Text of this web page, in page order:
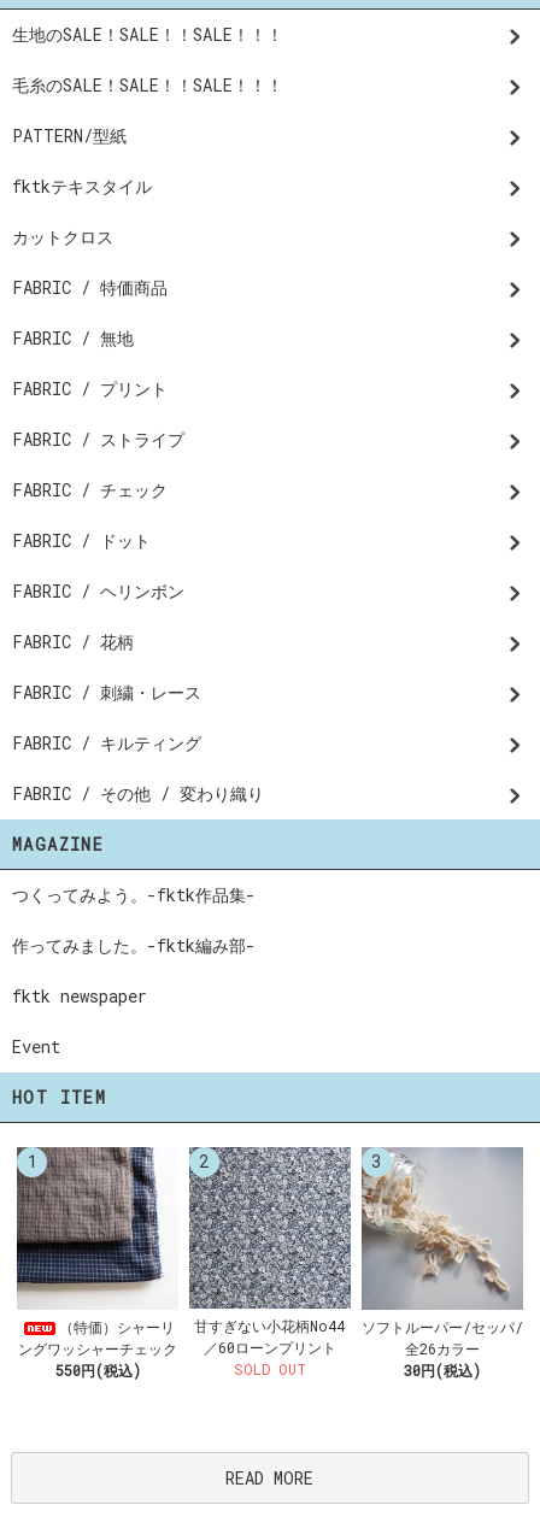
生地のSALE！SALE！！SALE！！！
毛糸のSALE！SALE！！SALE！！！
PATTERN/型紙
fktkテキスタイル
カットクロス
FABRIC / 特価商品
FABRIC / 無地
FABRIC / プリント
FABRIC / ストライプ
FABRIC / チェック
FABRIC / ドット
FABRIC / ヘリンボン
FABRIC / 花柄
FABRIC / 刺繍・レース
FABRIC / キルティング
FABRIC / その他 / 変わり織り
MAGAZINE
つくってみよう。-fktk作品集-
作ってみました。-fktk編み部-
fktk newspaper
Event
HOT ITEM
1
（特価）シャーリ
ングワッシャーチェック
550円(税込)
2
甘すぎない小花柄No44
／60ローンプリント
SOLD OUT
3
ソフトルーパー/セッパ/
全26カラー
30円(税込)
READ MORE